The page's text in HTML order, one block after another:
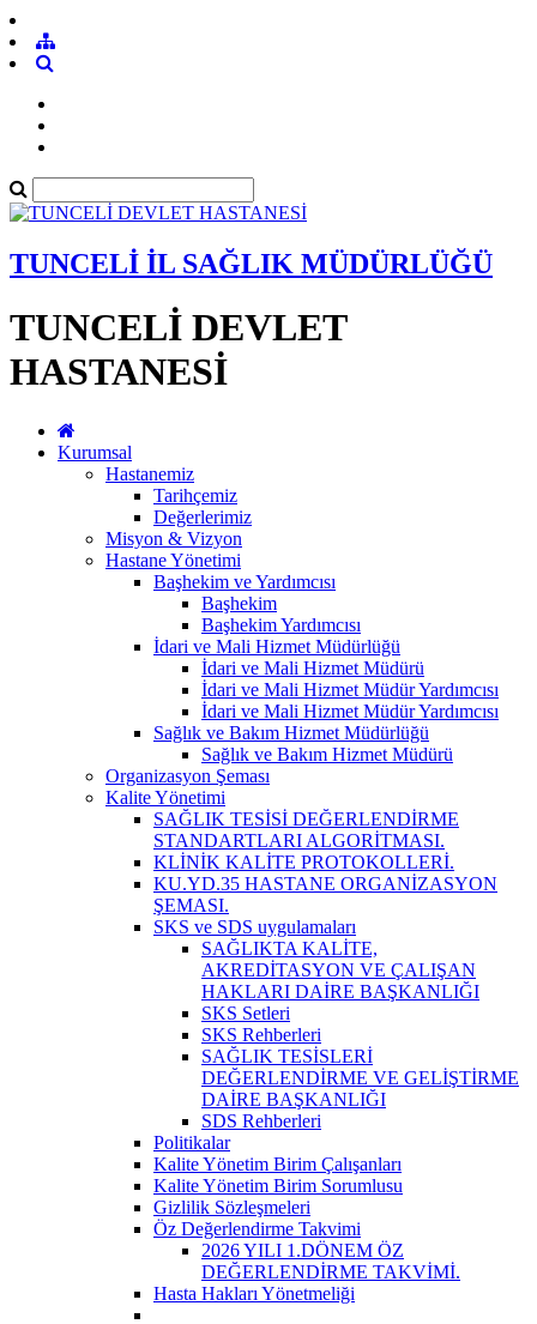
TUNCELİ İL SAĞLIK MÜDÜRLÜĞÜ
TUNCELİ DEVLET
HASTANESİ
Kurumsal
Hastanemiz
Tarihçemiz
Değerlerimiz
Misyon & Vizyon
Hastane Yönetimi
Başhekim ve Yardımcısı
Başhekim
Başhekim Yardımcısı
İdari ve Mali Hizmet Müdürlüğü
İdari ve Mali Hizmet Müdürü
İdari ve Mali Hizmet Müdür Yardımcısı
İdari ve Mali Hizmet Müdür Yardımcısı
Sağlık ve Bakım Hizmet Müdürlüğü
Sağlık ve Bakım Hizmet Müdürü
Organizasyon Şeması
Kalite Yönetimi
SAĞLIK TESİSİ DEĞERLENDİRME
STANDARTLARI ALGORİTMASI.
KLİNİK KALİTE PROTOKOLLERİ.
KU.YD.35 HASTANE ORGANİZASYON
ŞEMASI.
SKS ve SDS uygulamaları
SAĞLIKTA KALİTE,
AKREDİTASYON VE ÇALIŞAN
HAKLARI DAİRE BAŞKANLIĞI
SKS Setleri
SKS Rehberleri
SAĞLIK TESİSLERİ
DEĞERLENDİRME VE GELİŞTİRME
DAİRE BAŞKANLIĞI
SDS Rehberleri
Politikalar
Kalite Yönetim Birim Çalışanları
Kalite Yönetim Birim Sorumlusu
Gizlilik Sözleşmeleri
Öz Değerlendirme Takvimi
2026 YILI 1.DÖNEM ÖZ
DEĞERLENDİRME TAKVİMİ.
Hasta Hakları Yönetmeliği